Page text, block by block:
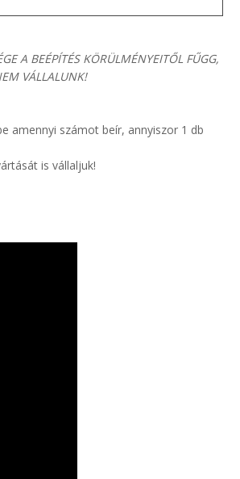
A BEÉPÍTÉS KÖRÜLMÉNYEITŐL FŰGG,
VÁLLALUNK!
amennyi számot beír, annyiszor 1 db
is vállaljuk!